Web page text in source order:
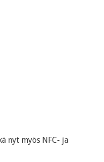
nyt myös NFC- ja